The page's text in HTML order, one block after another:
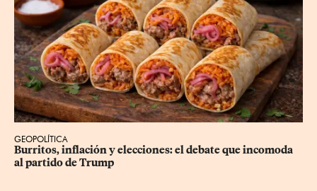
GEOPOLÍTICA
Burritos, inflación y elecciones: el debate que incomoda
al partido de Trump